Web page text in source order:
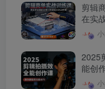
剪辑
在实
2025
能创